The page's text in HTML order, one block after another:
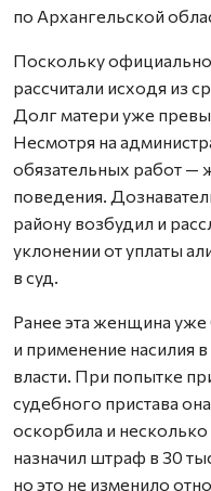
по Архангельской
Поскольку
рассчитали исходя из
Долг матери уже
Несмотря на
обязательных работ —
поведения.
району возбудил и
уклонении от уплаты
в суд.
Ранее эта женщина
и применение насилия
власти. При попытке
судебного пристава
оскорбила и несколько
назначил штраф в 30
но это не изменило